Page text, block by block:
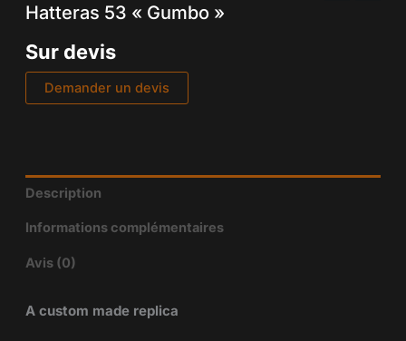
Hatteras 53 « Gumbo »
Sur devis
Demander un devis
Description
Informations complémentaires
Avis (0)
A custom made replica